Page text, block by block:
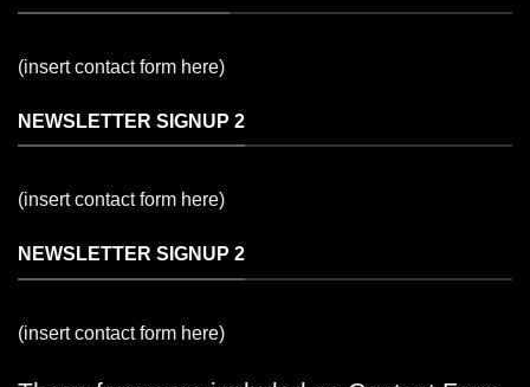
(insert contact form here)
NEWSLETTER SIGNUP 2
(insert contact form here)
NEWSLETTER SIGNUP 2
(insert contact form here)